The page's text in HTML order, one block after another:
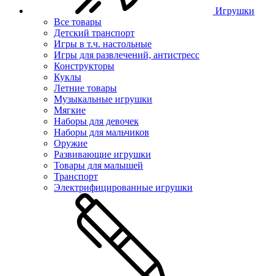
Игрушки
Все товары
Детский транспорт
Игры в т.ч. настольные
Игры для развлечений, антистресс
Конструкторы
Куклы
Летние товары
Музыкальные игрушки
Мягкие
Наборы для девочек
Наборы для мальчиков
Оружие
Развивающие игрушки
Товары для малышей
Транспорт
Электрифицированные игрушки